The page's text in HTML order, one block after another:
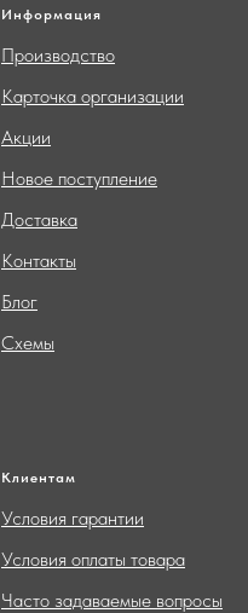
Информация
Производство
Карточка организации
Акции
Новое поступление
Доставка
Контакты
Блог
Схемы
Клиентам
Условия гарантии
Условия оплаты товара
Часто задаваемые вопросы